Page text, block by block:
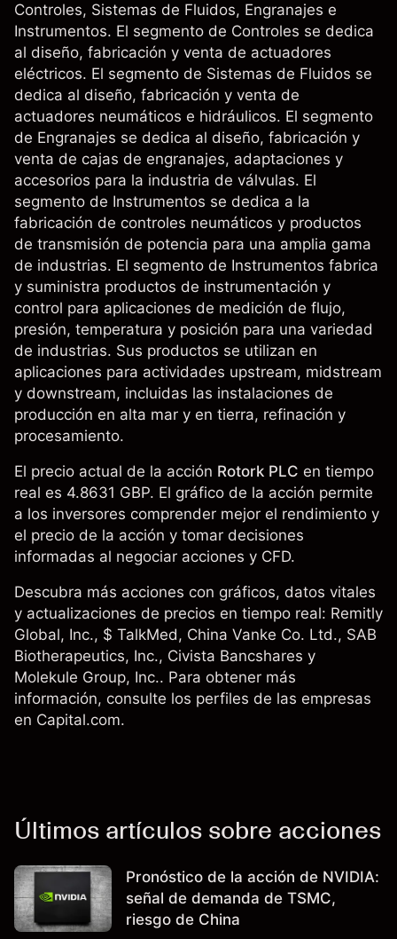
Controles, Sistemas de Fluidos, Engranajes e
Instrumentos. El segmento de Controles se dedica
al diseño, fabricación y venta de actuadores
eléctricos. El segmento de Sistemas de Fluidos se
dedica al diseño, fabricación y venta de
actuadores neumáticos e hidráulicos. El segmento
de Engranajes se dedica al diseño, fabricación y
venta de cajas de engranajes, adaptaciones y
accesorios para la industria de válvulas. El
segmento de Instrumentos se dedica a la
fabricación de controles neumáticos y productos
de transmisión de potencia para una amplia gama
de industrias. El segmento de Instrumentos fabrica
y suministra productos de instrumentación y
control para aplicaciones de medición de flujo,
presión, temperatura y posición para una variedad
de industrias. Sus productos se utilizan en
aplicaciones para actividades upstream, midstream
y downstream, incluidas las instalaciones de
producción en alta mar y en tierra, refinación y
procesamiento.
El precio actual de la acción Rotork PLC en tiempo
real es 4.8631 GBP. El gráfico de la acción permite
a los inversores comprender mejor el rendimiento y
el precio de la acción y tomar decisiones
informadas al negociar acciones y CFD.
Descubra más acciones con gráficos, datos vitales
y actualizaciones de precios en tiempo real: Remitly
Global, Inc., $ TalkMed, China Vanke Co. Ltd., SAB
Biotherapeutics, Inc., Civista Bancshares y
Molekule Group, Inc.. Para obtener más
información, consulte los perfiles de las empresas
en Capital.com.
Últimos artículos sobre acciones
Pronóstico de la acción de NVIDIA:
señal de demanda de TSMC,
riesgo de China